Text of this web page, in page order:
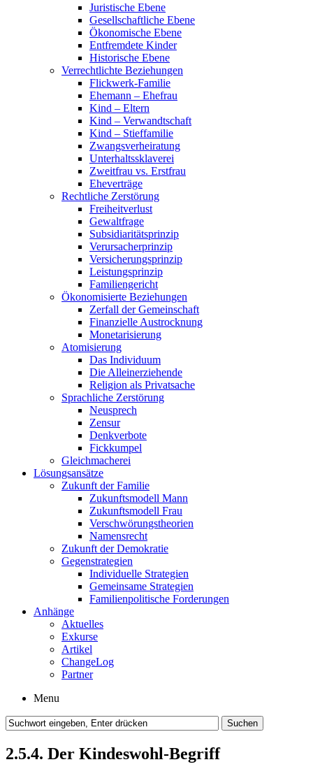
Juristische Ebene
Gesellschaftliche Ebene
Ökonomische Ebene
Entfremdete Kinder
Historische Ebene
Verrechtlichte Beziehungen
Flickwerk-Familie
Ehemann – Ehefrau
Kind – Eltern
Kind – Verwandtschaft
Kind – Stieffamilie
Zwangsverheiratung
Unterhaltssklaverei
Zweitfrau vs. Erstfrau
Eheverträge
Rechtliche Zerstörung
Freiheitverlust
Gewaltfrage
Subsidiaritätsprinzip
Verursacherprinzip
Versicherungsprinzip
Leistungsprinzip
Familiengericht
Ökonomisierte Beziehungen
Zerfall der Gemeinschaft
Finanzielle Austrocknung
Monetarisierung
Atomisierung
Das Individuum
Die Alleinerziehende
Religion als Privatsache
Sprachliche Zerstörung
Neusprech
Zensur
Denkverbote
Fickkumpel
Gleichmacherei
Lösungsansätze
Zukunft der Familie
Zukunftsmodell Mann
Zukunftsmodell Frau
Verschwörungstheorien
Namensrecht
Zukunft der Demokratie
Gegenstrategien
Individuelle Strategien
Gemeinsame Strategien
Familienpolitische Forderungen
Anhänge
Aktuelles
Exkurse
Artikel
ChangeLog
Partner
Menu
2.5.4. Der Kindeswohl-Begriff